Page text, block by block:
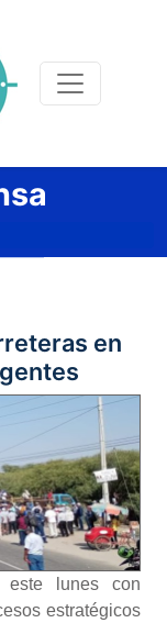
en
este lunes con
estratégicos